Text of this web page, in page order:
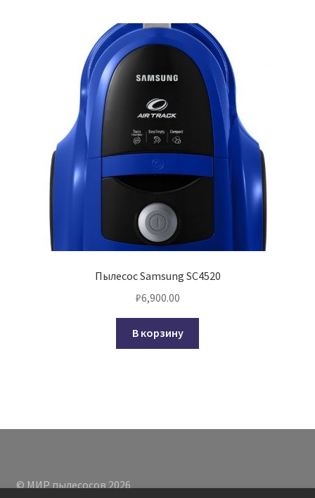
Пылесос Samsung SC4520
₽6,900.00
В корзину
© МИР пылесосов 2026